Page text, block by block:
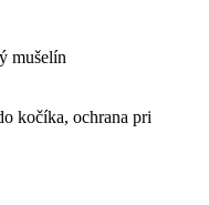
mušelín
kočíka, ochrana pri